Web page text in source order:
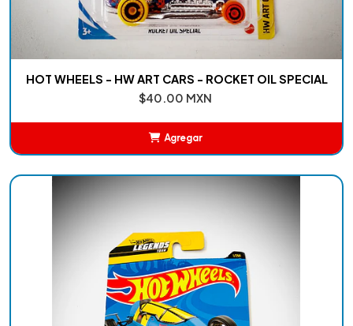
HOT WHEELS - HW ART CARS - ROCKET OIL SPECIAL
$40.00 MXN
Agregar